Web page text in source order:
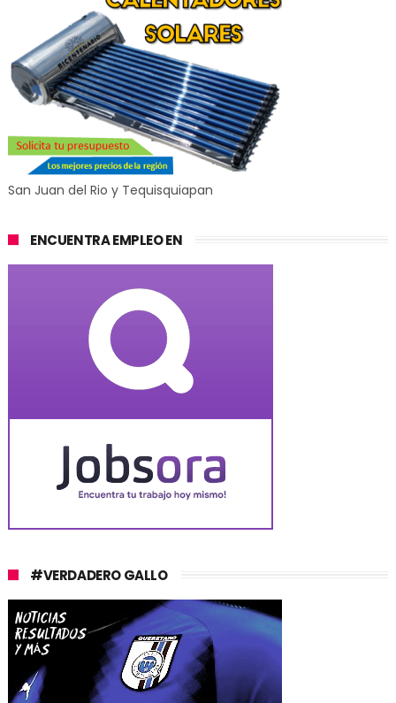
San Juan del Rio y Tequisquiapan
ENCUENTRA EMPLEO EN
#VERDADERO GALLO